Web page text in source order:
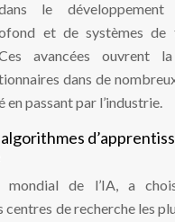
le développement
et de systèmes
avancées ouvrent
dans de
en passant par l’industrie.
mondial de l’IA, a
centres de recherche les